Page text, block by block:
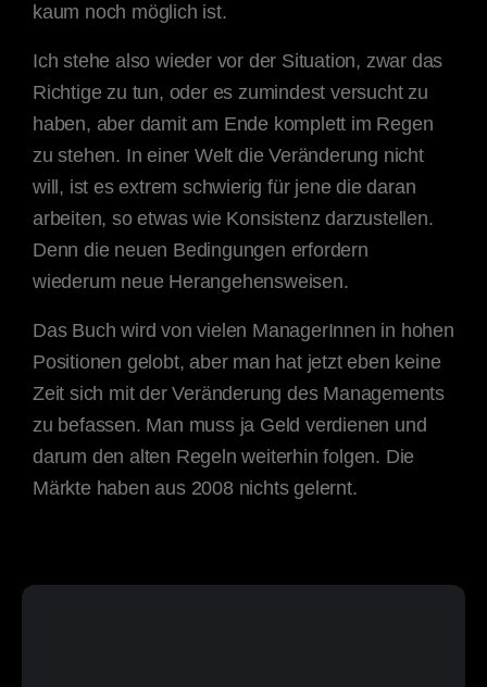
kaum noch möglich ist.
Ich stehe also wieder vor der Situation, zwar das
Richtige zu tun, oder es zumindest versucht zu
haben, aber damit am Ende komplett im Regen
zu stehen. In einer Welt die Veränderung nicht
will, ist es extrem schwierig für jene die daran
arbeiten, so etwas wie Konsistenz darzustellen.
Denn die neuen Bedingungen erfordern
wiederum neue Herangehensweisen.
Das Buch wird von vielen ManagerInnen in hohen
Positionen gelobt, aber man hat jetzt eben keine
Zeit sich mit der Veränderung des Managements
zu befassen. Man muss ja Geld verdienen und
darum den alten Regeln weiterhin folgen. Die
Märkte haben aus 2008 nichts gelernt.